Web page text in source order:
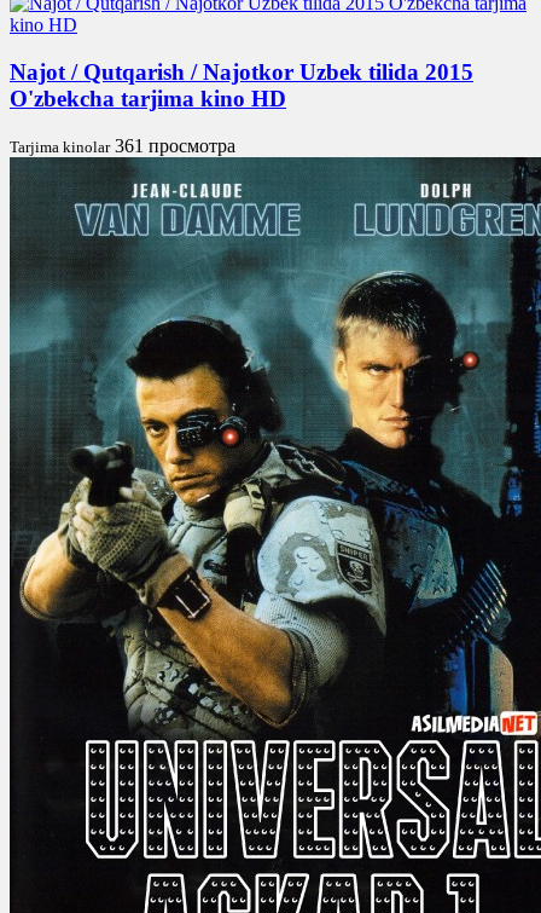
Najot / Qutqarish / Najotkor Uzbek tilida 2015
O'zbekcha tarjima kino HD
Tarjima kinolar 361 просмотра